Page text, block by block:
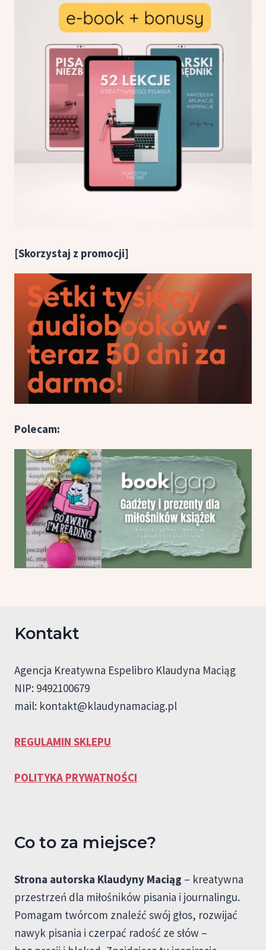
[Skorzystaj z promocji]
Polecam:
Kontakt
Agencja Kreatywna Espelibro Klaudyna Maciąg
NIP: 9492100679
mail: kontakt@klaudynamaciag.pl
REGULAMIN SKLEPU
POLITYKA PRYWATNOŚCI
Co to za miejsce?
Strona autorska Klaudyny Maciąg – kreatywna
przestrzeń dla miłośników pisania i journalingu.
Pomagam twórcom znaleźć swój głos, rozwijać
nawyk pisania i czerpać radość ze słów –